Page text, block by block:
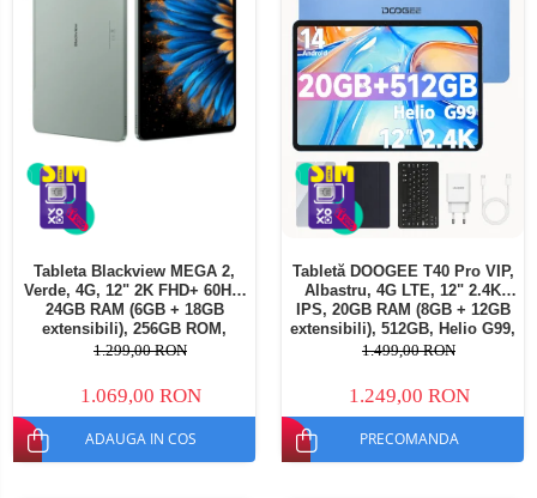
Tableta Blackview MEGA 2,
Verde, 4G, 12" 2K FHD+ 60Hz,
24GB RAM (6GB + 18GB
extensibili), 256GB ROM,
Android 15, Unisoc T615,
Stylus, Face Unlock, Dual SIM
1.299,00 RON
1.069,00 RON
ADAUGA IN COS
Tabletă DOOGEE T40 Pro VIP,
Albastru, 4G LTE, 12" 2.4K
IPS, 20GB RAM (8GB + 12GB
extensibili), 512GB, Helio G99,
10800mAh, 33W, Android 14,
1.499,00 RON
1.249,00 RON
PRECOMANDA